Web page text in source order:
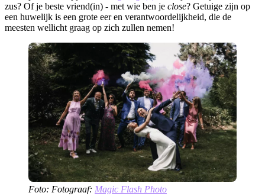
zus? Of je beste vriend(in) - met wie ben je close? Getuige zijn op
een huwelijk is een grote eer en verantwoordelijkheid, die de
meesten wellicht graag op zich zullen nemen!
Foto: Fotograaf: Magic Flash Photo